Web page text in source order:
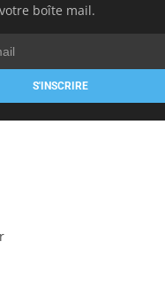
boîte mail.
S'INSCRIRE